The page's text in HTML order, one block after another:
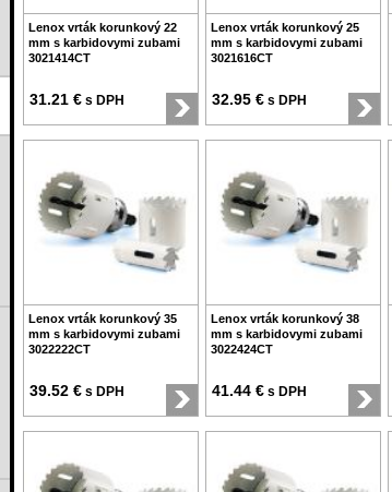
Lenox vrták korunkový 22
mm s karbidovymi zubami
3021414CT
31.21 € s DPH
Lenox vrták korunkový 25
mm s karbidovymi zubami
3021616CT
32.95 € s DPH
Lenox vrták korunkový 35
mm s karbidovymi zubami
3022222CT
39.52 € s DPH
Lenox vrták korunkový 38
mm s karbidovymi zubami
3022424CT
41.44 € s DPH